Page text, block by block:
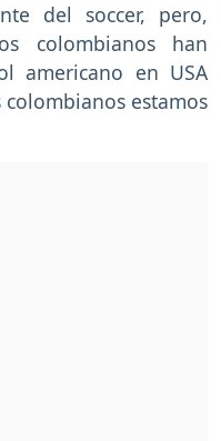
del soccer, pero,
colombianos han
americano en USA
estamos